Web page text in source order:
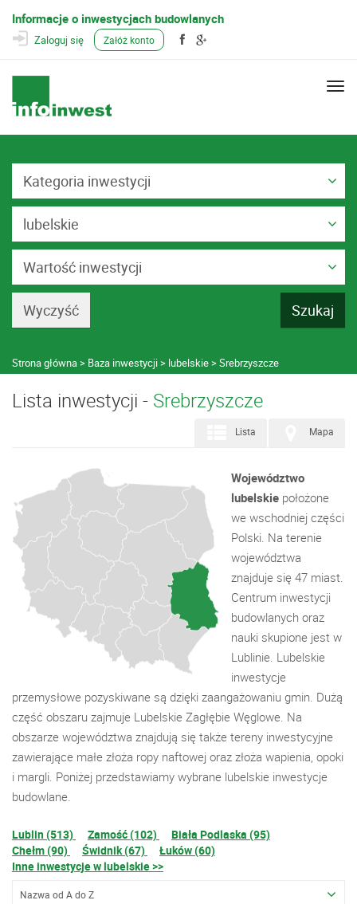
Informacje o inwestycjach budowlanych
Zaloguj się Załóż konto
Kategoria inwestycji
lubelskie
Wartość inwestycji
Strona główna Baza inwestycji lubelskie Srebrzyszcze
Lista inwestycji - Srebrzyszcze
Mapa
Lista
Województwo
lubelskie położone
we wschodniej części
Polski. Na terenie
województwa
znajduje się 47 miast.
Centrum inwestycji
budowlanych oraz
nauki skupione jest w
Lublinie. Lubelskie
inwestycje
przemysłowe pozyskiwane są dzięki zaangażowaniu gmin. Dużą
część obszaru zajmuje Lubelskie Zagłębie Węglowe. Na
obszarze województwa znajdują się także tereny inwestycyjne
zawierające małe złoża ropy naftowej oraz złoża wapienia, opoki
i margli. Poniżej przedstawiamy wybrane lubelskie inwestycje
budowlane.
Lublin (513) Zamość (102)
Biała Podlaska (95)
Chełm (90)
Świdnik (67)
Łuków (60)
Inne inwestycje w lubelskie >>
Nazwa od A do Z